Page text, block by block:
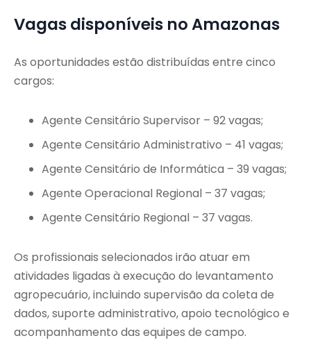
Vagas disponíveis no Amazonas
As oportunidades estão distribuídas entre cinco
cargos:
Agente Censitário Supervisor – 92 vagas;
Agente Censitário Administrativo – 41 vagas;
Agente Censitário de Informática – 39 vagas;
Agente Operacional Regional – 37 vagas;
Agente Censitário Regional – 37 vagas.
Os profissionais selecionados irão atuar em
atividades ligadas à execução do levantamento
agropecuário, incluindo supervisão da coleta de
dados, suporte administrativo, apoio tecnológico e
acompanhamento das equipes de campo.